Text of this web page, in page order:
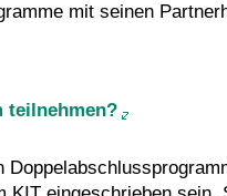
mit seinen
teilnehmen?